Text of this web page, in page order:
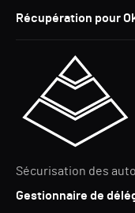
Récupération pour
Sécurisation des
Gestionnaire de